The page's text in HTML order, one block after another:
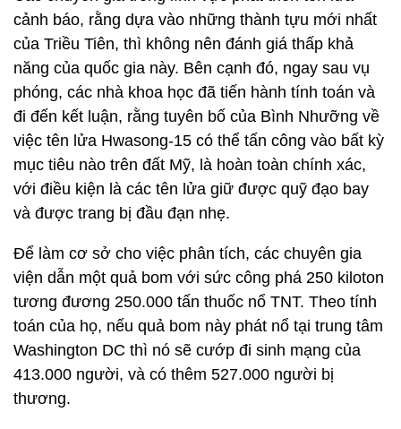
cảnh báo, rằng dựa vào những thành tựu mới nhất
của Triều Tiên, thì không nên đánh giá thấp khả
năng của quốc gia này. Bên cạnh đó, ngay sau vụ
phóng, các nhà khoa học đã tiến hành tính toán và
đi đến kết luận, rằng tuyên bố của Bình Nhưỡng về
việc tên lửa Hwasong-15 có thể tấn công vào bất kỳ
mục tiêu nào trên đất Mỹ, là hoàn toàn chính xác,
với điều kiện là các tên lửa giữ được quỹ đạo bay
và được trang bị đầu đạn nhẹ.
Để làm cơ sở cho việc phân tích, các chuyên gia
viện dẫn một quả bom với sức công phá 250 kiloton
tương đương 250.000 tấn thuốc nổ TNT. Theo tính
toán của họ, nếu quả bom này phát nổ tại trung tâm
Washington DC thì nó sẽ cướp đi sinh mạng của
413.000 người, và có thêm 527.000 người bị
thương.